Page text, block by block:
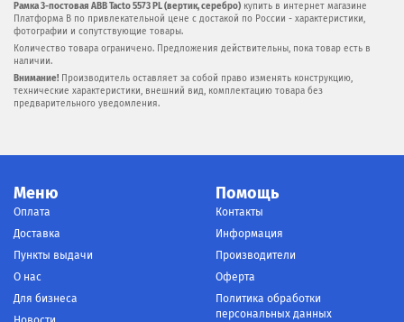
Рамка 3-постовая ABB Tacto 5573 PL (вертик, серебро) купить в интернет магазине
Платформа В по привлекательной цене с достакой по России - характеристики,
фотографии и сопутствующие товары.
Количество товара ограничено. Предложения действительны, пока товар есть в
наличии.
Внимание! Производитель оставляет за собой право изменять конструкцию,
технические характеристики, внешний вид, комплектацию товара без
предварительного уведомления.
Меню
Оплата
Доставка
Пункты выдачи
О нас
Для бизнеса
Помощь
Контакты
Информация
Производители
Оферта
Политика обработки
персональных данных